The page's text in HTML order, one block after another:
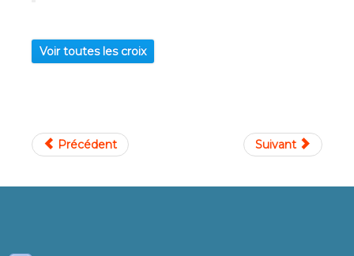
Voir toutes les croix
Précédent Suivant